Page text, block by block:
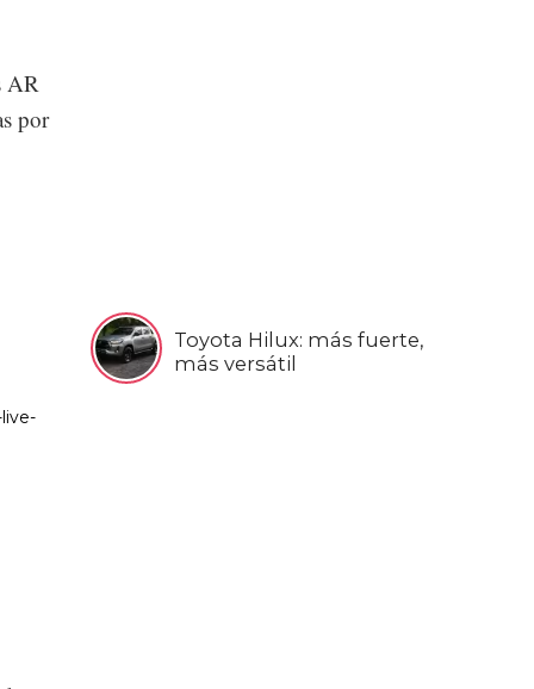
Toyota Hilux: más fuerte,
más versátil
AR
por